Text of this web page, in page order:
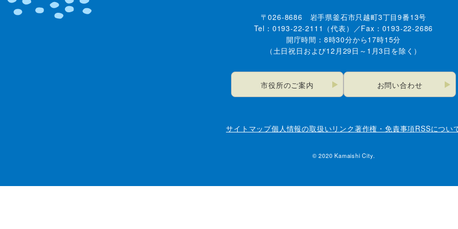
〒026-8686 岩手県釜石市只越町3丁目9番13号
Tel：0193-22-2111（代表）／Fax：0193-22-2686
開庁時間：8時30分から17時15分
（土日祝日および12月29日～1月3日を除く）
市役所のご案内 お問い合わせ
サイトマップ個人情報の取扱いリンク著作権・免責事項RSSについ
© 2020 Kamaishi City.